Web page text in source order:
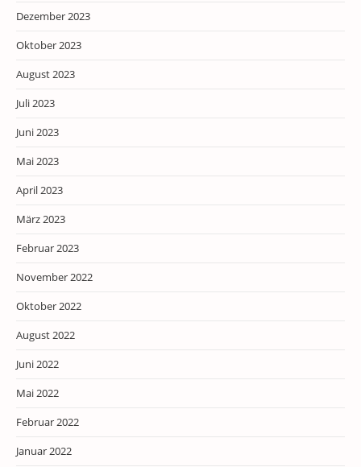
Dezember 2023
Oktober 2023
August 2023
Juli 2023
Juni 2023
Mai 2023
April 2023
März 2023
Februar 2023
November 2022
Oktober 2022
August 2022
Juni 2022
Mai 2022
Februar 2022
Januar 2022